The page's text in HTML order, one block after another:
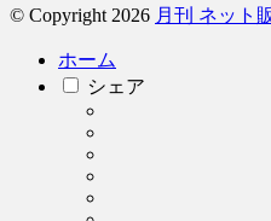
© Copyright 2026 月刊 ネット
ホーム
シェア